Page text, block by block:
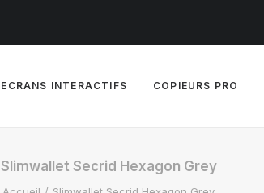
ECRANS INTERACTIFS COPIEURS PRO
Slimwallet Secrid Hexagon Grey